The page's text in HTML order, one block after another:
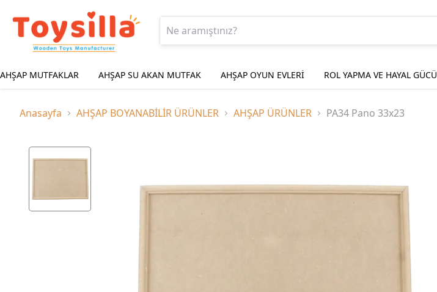
AHŞAP MUTFAKLAR AHŞAP SU AKAN MUTFAK AHŞAP OYUN EVLERİ ROL YAPMA VE HAYAL GÜCÜ
Anasayfa AHŞAP BOYANABİLİR ÜRÜNLER AHŞAP ÜRÜNLER PA34 Pano 33x23